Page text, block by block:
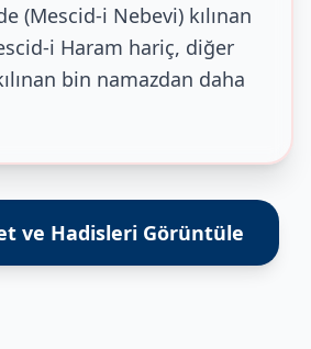
(Mescid-i Nebevi) kılınan
i Haram hariç, diğer
bin namazdan daha
ve Hadisleri Görüntüle